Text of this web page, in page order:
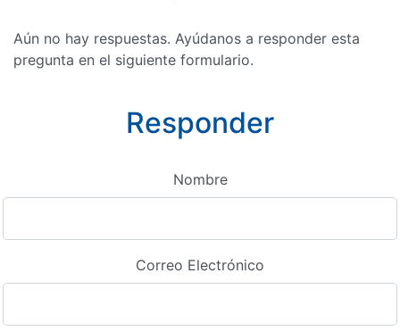
Aún no hay respuestas. Ayúdanos a responder esta
pregunta en el siguiente formulario.
Responder
Nombre
Correo Electrónico